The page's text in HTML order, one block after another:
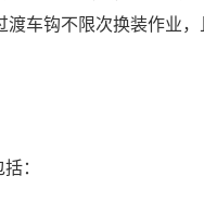
车钩不限次换装作业，
：